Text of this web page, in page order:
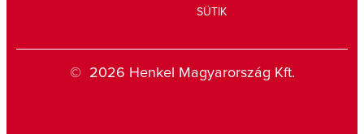
SÜTIK
© 2026 Henkel Magyarország Kft.